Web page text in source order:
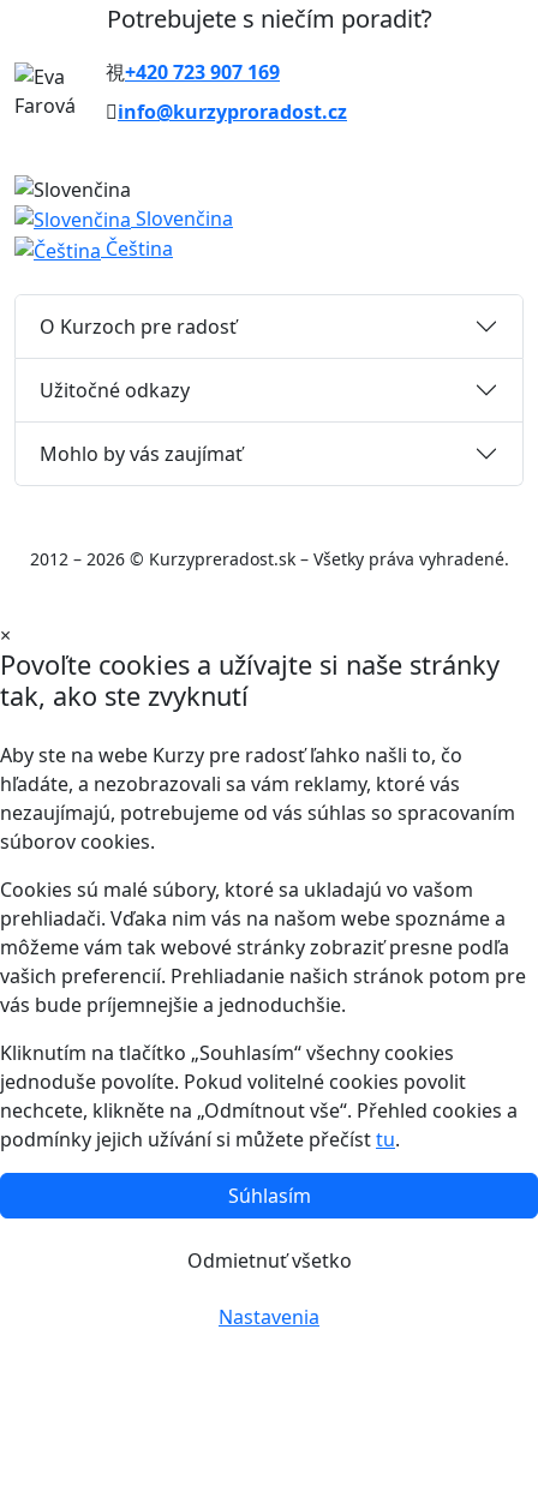
Potrebujete s niečím poradiť?
+420 723 907 169
info@kurzyproradost.cz
Slovenčina
Čeština
O Kurzoch pre radosť
Užitočné odkazy
Mohlo by vás zaujímať
2012 – 2026 © Kurzypreradost.sk – Všetky práva vyhradené.
×
Povoľte cookies a užívajte si naše stránky
tak, ako ste zvyknutí
Aby ste na webe Kurzy pre radosť ľahko našli to, čo
hľadáte, a nezobrazovali sa vám reklamy, ktoré vás
nezaujímajú, potrebujeme od vás súhlas so spracovaním
súborov cookies.
Cookies sú malé súbory, ktoré sa ukladajú vo vašom
prehliadači. Vďaka nim vás na našom webe spoznáme a
môžeme vám tak webové stránky zobraziť presne podľa
vašich preferencií. Prehliadanie našich stránok potom pre
vás bude príjemnejšie a jednoduchšie.
Kliknutím na tlačítko „Souhlasím“ všechny cookies
jednoduše povolíte. Pokud volitelné cookies povolit
nechcete, klikněte na „Odmítnout vše“. Přehled cookies a
podmínky jejich užívání si můžete přečísttu.
Súhlasím
Odmietnuť všetko
Nastavenia